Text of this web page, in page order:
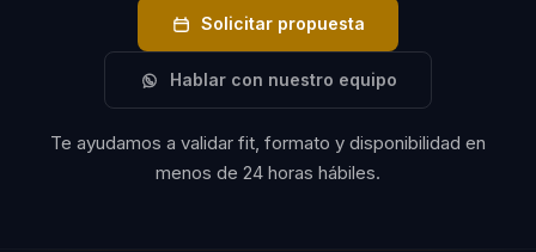
Solicitar propuesta
Hablar con nuestro equipo
Te ayudamos a validar fit, formato y disponibilidad en
menos de 24 horas hábiles.